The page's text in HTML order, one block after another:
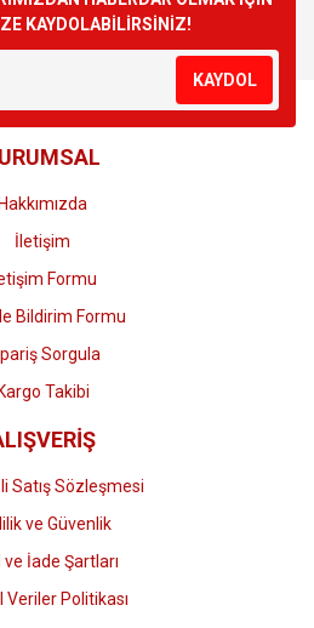
Yorum Yaz
veya görüntülenemiyor.
bilgiler bulunuyor.
bulunuyor.
daha pahalı.
Gönder
KAYDOLABİLİRSİNİZ!
KAYDOL
Hakkımızda
İletişim
Formu
Bildirim Formu
Sorgula
Kargo Takibi
Satış Sözleşmesi
ve Güvenlik
İade Şartları
Veriler Politikası